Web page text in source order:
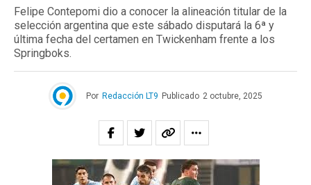
Felipe Contepomi dio a conocer la alineación titular de la
selección argentina que este sábado disputará la 6ª y
última fecha del certamen en Twickenham frente a los
Springboks.
Por Redacción LT9 Publicado 2 octubre, 2025